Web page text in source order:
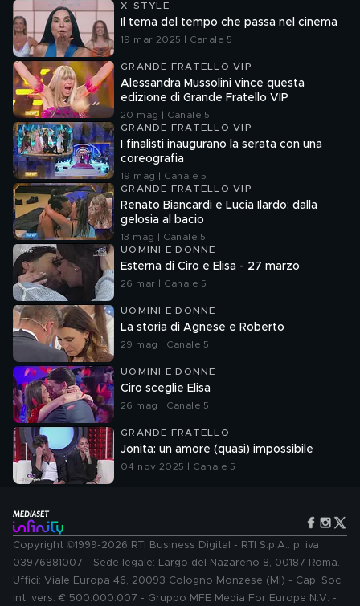
X-STYLE
Il tema del tempo che passa nel cinema
19 mar 2025 | Canale 5
GRANDE FRATELLO VIP
Alessandra Mussolini vince questa
edizione di Grande Fratello VIP
20 mag | Canale 5
GRANDE FRATELLO VIP
I finalisti inaugurano la serata con una
coreografia
19 mag | Canale 5
GRANDE FRATELLO VIP
Renato Biancardi e Lucia Ilardo: dalla
gelosia al bacio
13 mag | Canale 5
UOMINI E DONNE
Esterna di Ciro e Elisa - 27 marzo
26 mar | Canale 5
UOMINI E DONNE
La storia di Agnese e Roberto
29 mag | Canale 5
UOMINI E DONNE
Ciro sceglie Elisa
26 mag | Canale 5
GRANDE FRATELLO
Jonita: un amore (quasi) impossibile
04 nov 2025 | Canale 5
Copyright ©1999-2026 RTI Business Digital - RTI S.p.A.: p. iva
03976881007 - Sede legale: Largo del Nazareno 8, 00187 Roma.
Uffici: Viale Europa 46, 20093 Cologno Monzese (MI) - Cap. Soc.
int. vers. € 500.000.007 - Gruppo MFE Media For Europe N.V. -